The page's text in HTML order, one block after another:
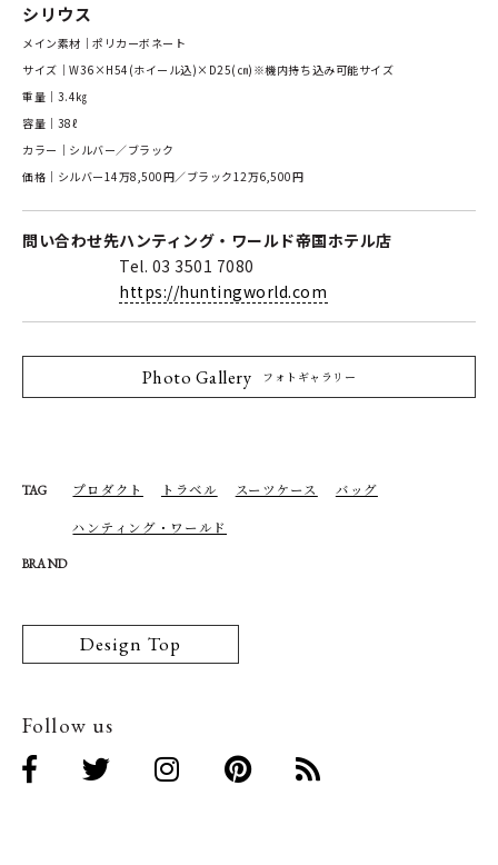
シリウス
メイン素材｜ポリカーボネート
サイズ｜W36×H54(ホイール込)×D25(㎝)※機内持ち込み可能サイズ
重量｜3.4㎏
容量｜38ℓ
カラー｜シルバー／ブラック
価格｜シルバー14万8,500円／ブラック12万6,500円
問い合わせ先ハンティング・ワールド帝国ホテル店
Tel. 03 3501 7080
https://huntingworld.com
Photo Gallery フォトギャラリー
TAG プロダクト トラベル スーツケース バッグ
ハンティング・ワールド
BRAND
Design Top
Follow us